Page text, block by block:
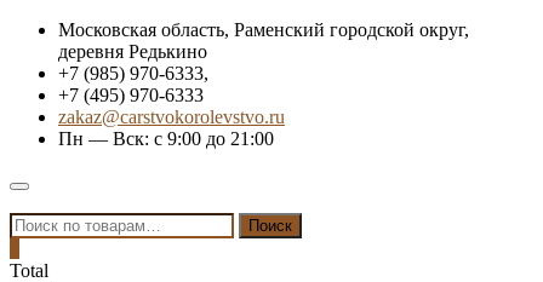
Skip
content
Московская область, Раменский городской округ,
деревня Редькино
+7 (985) 970-6333,
+7 (495) 970-6333
zakaz@carstvokorolevstvo.ru
Пн — Вск: с 9:00 до 21:00
Topbar
Menu
Искать: Поиск
Total